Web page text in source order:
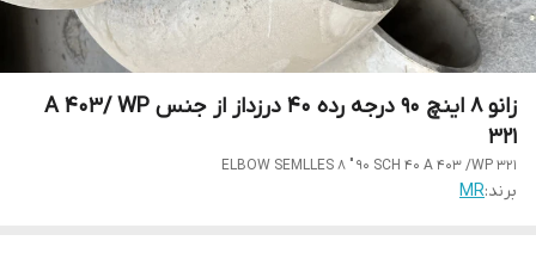
زانو 8 اینچ 90 درجه رده 40 درزداز از جنس A 403/ WP
321
ELBOW SEMLLES 8 " 90 SCH 40 A 403 /WP 321
برند:MR